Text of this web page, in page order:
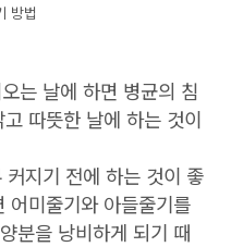
방법
는 날에 하면 병균의 침
따뜻한 날에 하는 것이
지기 전에 하는 것이 좋
어미줄기와 아들줄기를
분을 낭비하게 되기 때